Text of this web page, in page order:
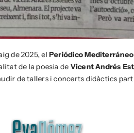
de 2025, elPeriódico Mediterráneo
de la poesia de Vicent Andrés
de tallers i concerts didàctics